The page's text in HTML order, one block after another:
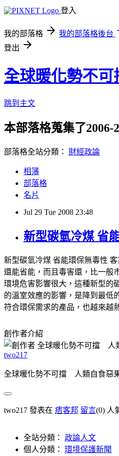
登入
我的部落格 我的部落格後台
登出
全球暖化勢不
跳到主文
本部落格蒐集了2006-
部落格全站分類： 財經政論
相簿
部落格
名片
Jul 29 Tue 2008 23:48
新型碳氫冷煤 省
新型碳氫冷煤 省能環保無毒性
還能省能，而且毒害還，比一般
環境危害影響很大，這種新型的
的溫室效應的影響，是降到最低
符合環保需求的產品，也越來越
創作者介紹
two217
全球暖化勢不可擋 人類自食惡
two217 發表在 痞客邦 留言(0) 人
全站分類： 政論人文
個人分類： 環境保護新聞